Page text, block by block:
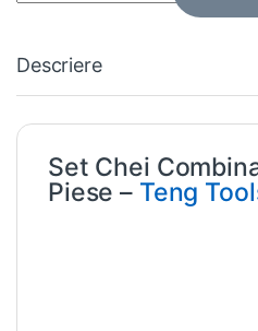
Descriere
Set Chei
Piese – Teng